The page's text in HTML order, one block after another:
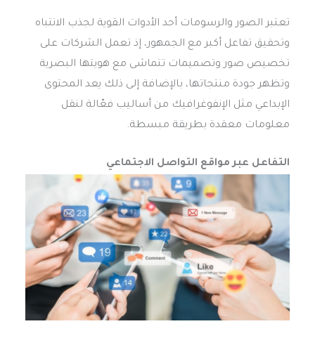
تعتبر الصور والرسومات أحد الأدوات القوية لجذب الانتباه
وتحقيق تفاعل أكبر مع الجمهور، إذ تعمل الشركات على
تخصيص صور وتصميمات تتماشى مع هويتها البصرية
وتظهر جودة منتجاتها، بالإضافة إلى ذلك يعد المحتوى
الإبداعي مثل الإنفوغرافيك من أساليب فعّالة لنقل
معلومات معقدة بطريقة مبسطة.
التفاعل عبر مواقع التواصل الاجتماعي